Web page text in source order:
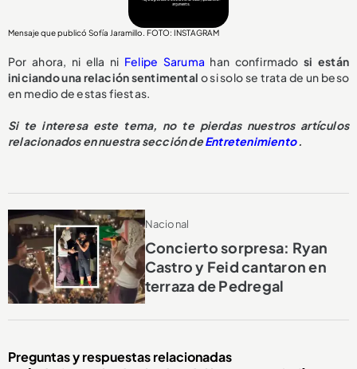
Mensaje que publicó Sofía Jaramillo. FOTO: INSTAGRAM
Por ahora, ni ella ni Felipe Saruma han confirmadosi están
iniciando una relación sentimental o si solo se trata de un beso
en medio de estas fiestas.
Si te interesa este tema, no te pierdas nuestros artículos
relacionados en nuestra sección deEntretenimiento.
Nacional
Concierto sorpresa: Ryan
Castro y Feid cantaron en
terraza de Pedregal
Preguntas y respuestas relacionadas